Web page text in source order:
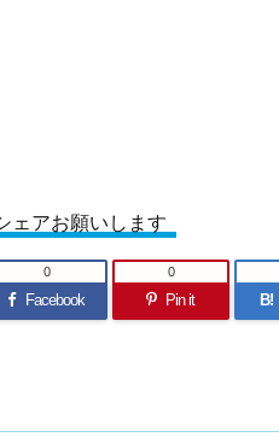
ェアお願いします
Facebook
0
Pin it
0
B!